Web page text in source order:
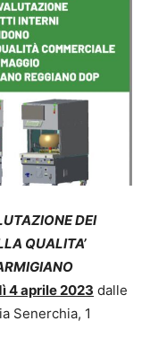
DEI
QUALITA’
4 aprile 2023 dalle
Senerchia, 1